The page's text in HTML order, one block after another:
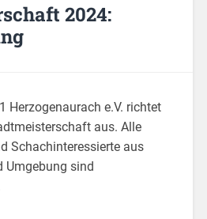
2024:
Herzogenaurach e.V. richtet
aus. Alle
Schachinteressierte aus
Umgebung sind